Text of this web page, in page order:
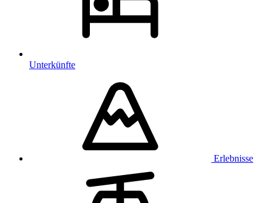
Unterkünfte
Erlebnisse